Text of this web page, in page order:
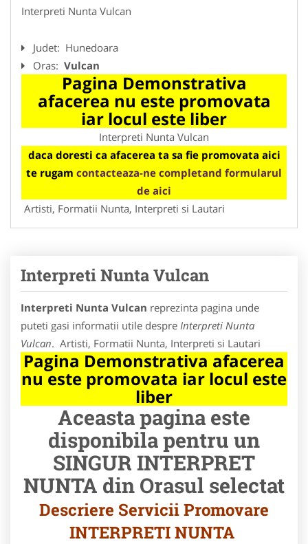
Interpreti Nunta Vulcan
Judet: Hunedoara
Oras: Vulcan
Pagina Demonstrativa
afacerea nu este promovata
iar locul este liber
Interpreti Nunta Vulcan
daca doresti ca afacerea ta sa fie promovata aici
te rugam contacteaza-ne completand formularul
de aici
Artisti, Formatii Nunta, Interpreti si Lautari
Interpreti Nunta Vulcan
Interpreti Nunta Vulcan reprezinta pagina unde
puteti gasi informatii utile despre Interpreti Nunta
Vulcan. Artisti, Formatii Nunta, Interpreti si Lautari
Pagina Demonstrativa afacerea
nu este promovata iar locul este
liber
Aceasta pagina este
disponibila pentru un
SINGUR INTERPRET
NUNTA din Orasul selectat
Descriere Servicii Promovare
INTERPRETI NUNTA